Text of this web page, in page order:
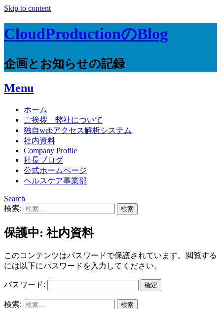
Skip to content
CloudProductionのBlog
企画とお知らせの記録
Menu
ホーム
ご挨拶 弊社について
独自webアクセス解析システム
社内資料
Company Profile
社長ブログ
公式ホームページ
ヘルスケア事業部
Search
検索:
保護中: 社内資料
このコンテンツはパスワードで保護されています。閲覧する
には以下にパスワードを入力してください。
パスワード:
検索: